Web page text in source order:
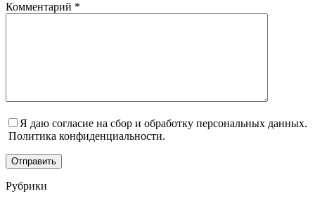
Комментарий *
Я даю согласие на сбор и обработку персональных данных.
Политика конфиденциальности.
Отправить
Рубрики